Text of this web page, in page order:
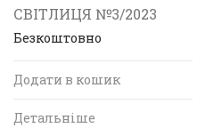
СВІТЛИЦЯ №3/2023
Безкоштовно
Додати в кошик
Детальніше